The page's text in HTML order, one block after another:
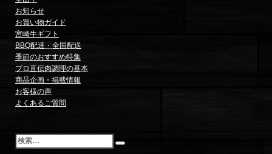
お知らせ
お買い物ガイド
宮崎牛ギフト
BBQ配達・全国配送
季節のおすすめ特集
プロ直伝肉調理の基本
商品企画・掲載情報
お客様の声
よくあるご質問